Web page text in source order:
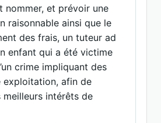
nommer, et prévoir une
raisonnable ainsi que le
des frais, un tuteur ad
enfant qui a été victime
crime impliquant des
exploitation, afin de
meilleurs intérêts de